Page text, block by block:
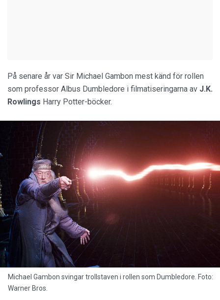
På senare år var Sir Michael Gambon mest känd för rollen
som professor Albus Dumbledore i filmatiseringarna av J.K.
Rowlings Harry Potter-böcker.
Michael Gambon svingar trollstaven i rollen som Dumbledore. Foto:
Warner Bros.